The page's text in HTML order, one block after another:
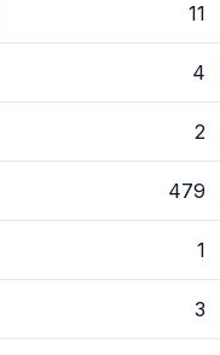
11
4
2
479
1
3